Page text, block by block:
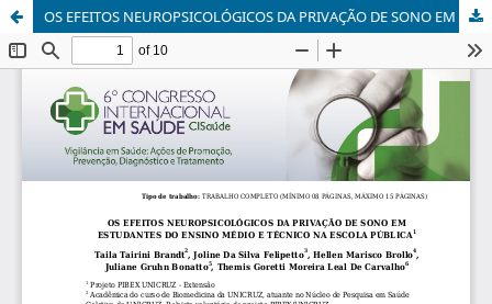
OS EFEITOS NEUROPSICOLÓGICOS DA PRIVAÇÃO DE SONO EM ESTUDANTES DO ENSINO MÉDIO E TÉCNICO NA ESCOLA PÚBLICA